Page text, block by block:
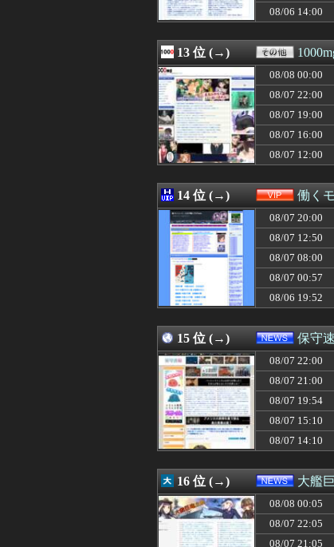
08/07 23:25
【画像】Z
08/07 23:25
【悲報】借
08/07 23:23
カツ丼屋さ
08/07 23:22
【朗報】レ
08/07 23:22
【悲報】ぺ
08/07 23:20
【画像】ギ
08/07 23:20
【悲報】中
08/07 23:19
【画像】ま
08/07 23:17
【爆笑】移
08/07 23:17
【海外】
08/07 23:15
阪神・藤川
08/07 23:15
【画像】日
08/07 23:15
【城プロ】
08/07 23:15
【動画】女
08/07 23:14
【悲報】ポ
08/07 23:13
Amazonで
08/07 23:12
【悲報】ケ
08/07 23:12
５大、肉食
08/07 23:12
有給使って
08/07 23:11
【悲報】「
08/07 23:11
【悲報】テ
08/07 23:11
鈴木奈々「
08/06 14:00
13 位 (→)
08/08 00:00
08/07 22:00
08/07 19:00
08/07 16:00
08/07 12:00
14 位 (→) 働く
08/07 20:00
08/07 12:50
08/07 08:00
08/07 00:57
08/06 19:52
15 位 (→) 保守
08/07 22:00
08/07 21:00
08/07 19:54
08/07 15:10
08/07 14:10
16 位 (→) 大艦
08/08 00:05
08/07 22:05
08/07 21:05